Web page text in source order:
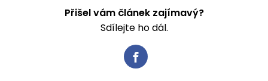
Přišel vám článek zajímavý?
Sdílejte ho dál.